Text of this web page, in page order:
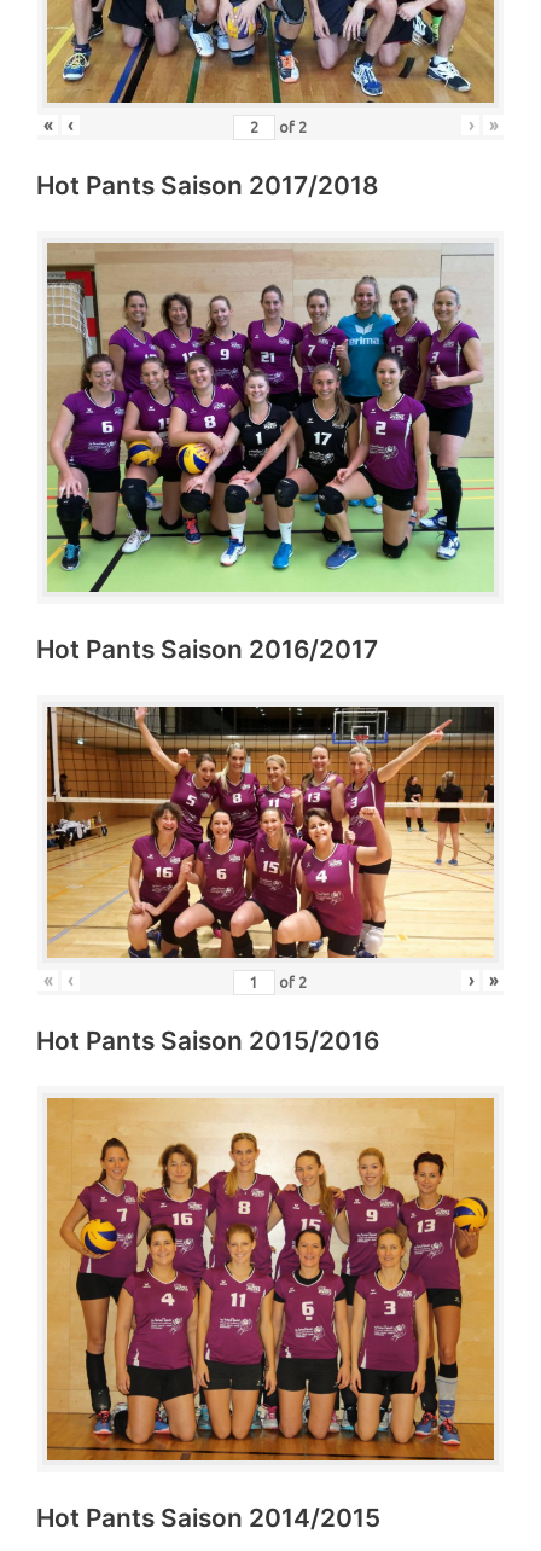
« ‹ of 2 › »
Hot Pants Saison 2017/2018
Hot Pants Saison 2016/2017
« ‹ of 2 › »
Hot Pants Saison 2015/2016
Hot Pants Saison 2014/2015